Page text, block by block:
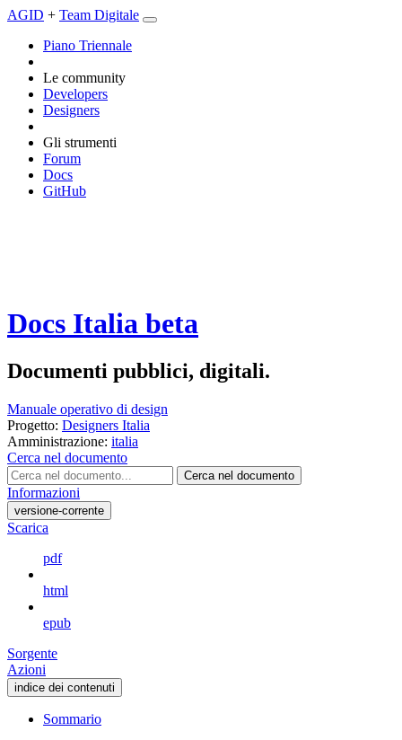
AGID + Team Digitale
Piano Triennale
Le community
Developers
Designers
Gli strumenti
Forum
Docs
GitHub
Docs Italia beta
Documenti pubblici, digitali.
Manuale operativo di design
Progetto: Designers Italia
Amministrazione: italia
Cerca nel documento
Cerca nel documento
Informazioni
versione-corrente
Scarica
pdf
html
epub
Sorgente
Azioni
indice dei contenuti
Sommario